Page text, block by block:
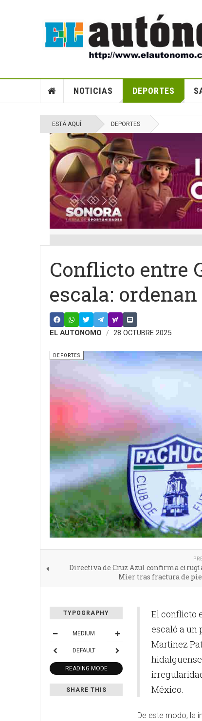
CAMBIAN PRISIÓN PREVENTIVA
PROCESOS CONTRA MURILLO KARAM
NOTICIAS DEPORTES
ESTÁ AQUÍ: DEPORTES
Conflicto entre
escala:
EL AUTONOMO 28 OCTUBRE 2025
DEPORTES
Directiva de Cruz Azul confirma
Mier tras fractura de
TYPOGRAPHY
MEDIUM
DEFAULT
READING MODE
SHARE THIS
El conflicto
escaló a un
Martinez
México.
De este modo, la